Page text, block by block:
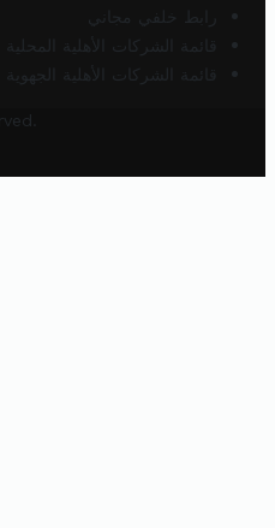
رابط خلفي مجاني
قائمة الشركات الأهلية المحلية
قائمة الشركات الأهلية الجهوية